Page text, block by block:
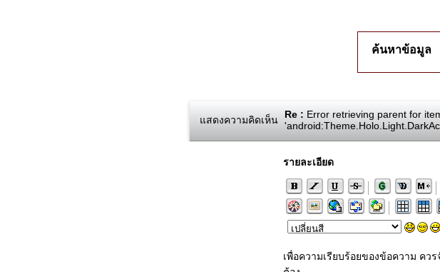
ค้นหาข้อมูล
แสดงความคิดเห็น Re : Error retrieving parent for
รายละเอียด
เพื่อความเรียบร้อยของข้อความ ค